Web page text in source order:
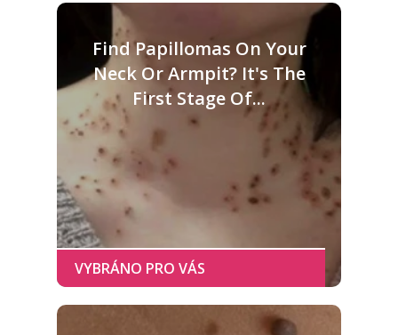
Find Papillomas On Your
Neck Or Armpit? It's The
First Stage Of...